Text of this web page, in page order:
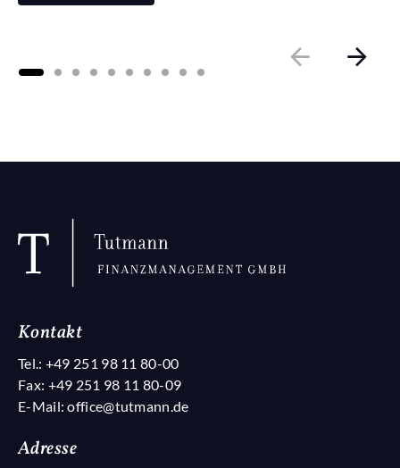
Kontakt
Tel.: +49 251 98 11 80-00
Fax: +49 251 98 11 80-09
E-Mail:office@tutmann.de
Adresse